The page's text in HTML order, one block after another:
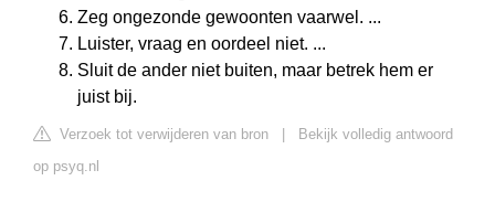
Zeg ongezonde gewoonten vaarwel. ...
Luister, vraag en oordeel niet. ...
Sluit de ander niet buiten, maar betrek hem er
juist bij.
Verzoek tot verwijderen van bron
Bekijk volledig antwoord
op psyq.nl